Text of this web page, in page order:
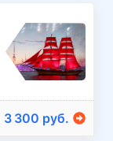
3 300 руб.